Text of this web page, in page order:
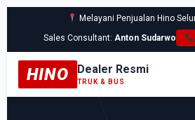
Melayani Penjualan Hino
Sales Consultant:Anton Sudarwo
HINO Dealer Resmi
TRUK & BUS